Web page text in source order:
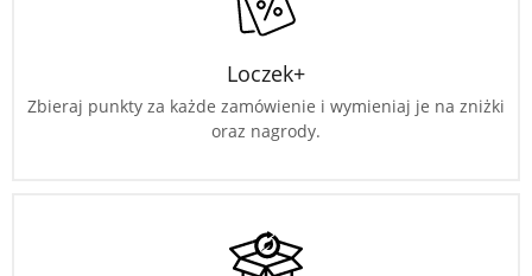
Loczek+
Zbieraj punkty za każde zamówienie i wymieniaj je na zniżki
oraz nagrody.